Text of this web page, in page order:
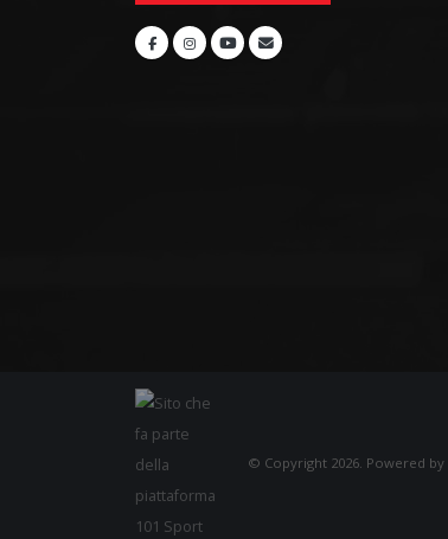
© Copyright 2026. Powered by